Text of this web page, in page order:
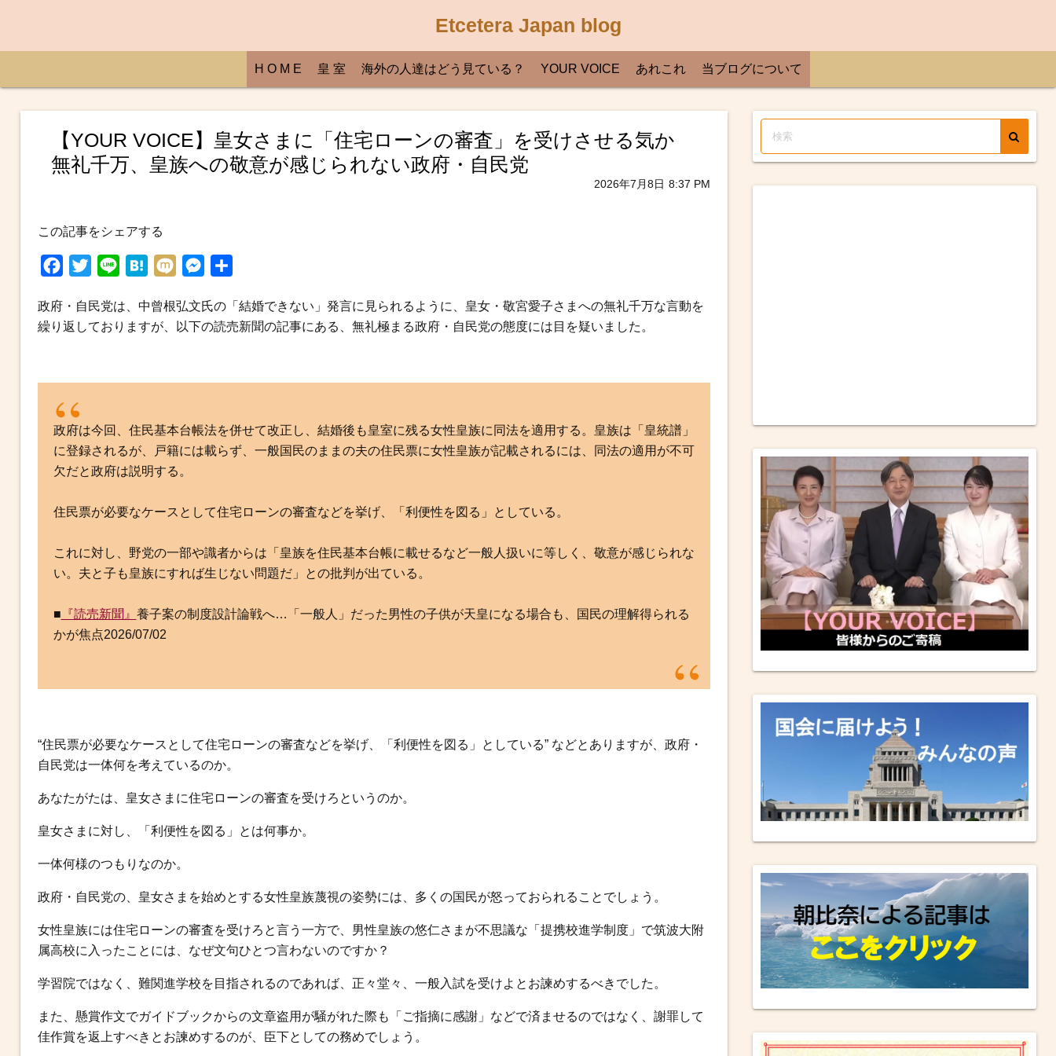
Etcetera Japan blog
H O M E 皇 室 海外の人達はどう見ている？ YOUR VOICE あれこれ 当ブログについて
【YOUR VOICE】皇女さまに「住宅ローンの審査」を受けさせる気か
無礼千万、皇族への敬意が感じられない政府・自民党
2026年7月8日 8:37 PM
この記事をシェアする
c
e
k
i
t
n
e
H
t
e
M
x
i
s
s
r
政府・自民党は、中曾根弘文氏の「結婚できない」発言に見られるように、皇女・敬宮愛子さまへの無礼千万な言動を
繰り返しておりますが、以下の読売新聞の記事にある、無礼極まる政府・自民党の態度には目を疑いました。
政府は今回、住民基本台帳法を併せて改正し、結婚後も皇室に残る女性皇族に同法を適用する。皇族は「皇統譜」
に登録されるが、戸籍には載らず、一般国民のままの夫の住民票に女性皇族が記載されるには、同法の適用が不可
欠だと政府は説明する。
住民票が必要なケースとして住宅ローンの審査などを挙げ、「利便性を図る」としている。
これに対し、野党の一部や識者からは「皇族を住民基本台帳に載せるなど一般人扱いに等しく、敬意が感じられな
い。夫と子も皇族にすれば生じない問題だ」との批判が出ている。
■ 『読売新聞』 養子案の制度設計論戦へ…「一般人」だった男性の子供が天皇になる場合も、国民の理解得られる
かが焦点2026/07/02
“住民票が必要なケースとして住宅ローンの審査などを挙げ、「利便性を図る」としている” などとありますが、政府・
自民党は一体何を考えているのか。
あなたがたは、皇女さまに住宅ローンの審査を受けろというのか。
皇女さまに対し、「利便性を図る」とは何事か。
一体何様のつもりなのか。
政府・自民党の、皇女さまを始めとする女性皇族蔑視の姿勢には、多くの国民が怒っておられることでしょう。
女性皇族には住宅ローンの審査を受けろと言う一方で、男性皇族の悠仁さまが不思議な「提携校進学制度」で筑波大附
属高校に入ったことには、なぜ文句ひとつ言わないのですか？
学習院ではなく、難関進学校を目指されるのであれば、正々堂々、一般入試を受けよとお諫めするべきでした。
また、懸賞作文でガイドブックからの文章盗用が騒がれた際も「ご指摘に感謝」などで済ませるのではなく、謝罪して
佳作賞を返上すべきとお諫めするのが、臣下としての務めでしょう。